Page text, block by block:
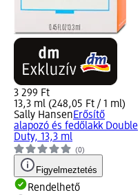
3 299 Ft
13,3 ml (248,05 Ft / 1 ml)
Sally HansenErősítő
alapozó és fedőlakk Double
Duty, 13,3 ml
(0)
Figyelmeztetés
Rendelhető